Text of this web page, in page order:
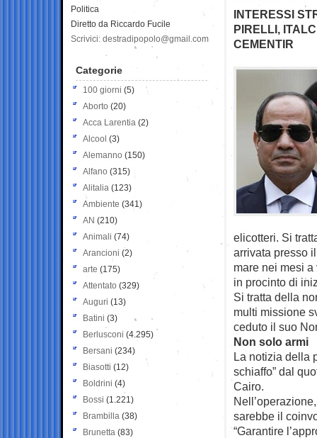
INTERESSI
PIRELLI,
CEMENTIR
elicotteri. Si
arrivata presso
mare nei mesi
in procinto di
Si tratta della
multi missione
ceduto il suo
Non solo armi
La notizia della
schiaffo” dal
Cairo.
sarebbe il
“Garantire
Politica
Diretto da Riccardo Fucile
Scrivici: destradipopolo@gmail.com
Categorie
100 giorni (5)
Aborto (20)
Acca Larentia (2)
Alcool (3)
Alemanno (150)
Alfano (315)
Alitalia (123)
Ambiente (341)
AN (210)
Animali (74)
Arancioni (2)
arte (175)
Attentato (329)
Auguri (13)
Batini (3)
Berlusconi (4.295)
Bersani (234)
Biasotti (12)
Boldrini (4)
Bossi (1.221)
Brambilla (38)
Brunetta (83)